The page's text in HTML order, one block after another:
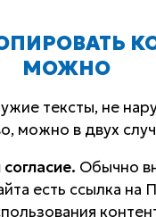
МОЖНО
тексты, не
можно в двух
Обычно
есть ссылка на